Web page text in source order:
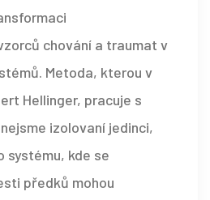
chování a traumat v
. Metoda, kterou v
Hellinger, pracuje s
izolovaní jedinci,
systému, kde se
předků mohou